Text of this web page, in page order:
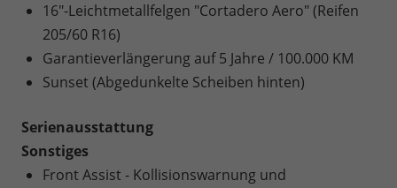
16"-Leichtmetallfelgen "Cortadero Aero" (Reifen
205/60 R16)
Garantieverlängerung auf 5 Jahre / 100.000 KM
Sunset (Abgedunkelte Scheiben hinten)
Serienausstattung
Sonstiges
Front Assist - Kollisionswarnung und